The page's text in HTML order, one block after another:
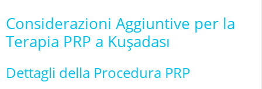
Considerazioni Aggiuntive per la
Terapia PRP a Kuşadası
Dettagli della Procedura PRP